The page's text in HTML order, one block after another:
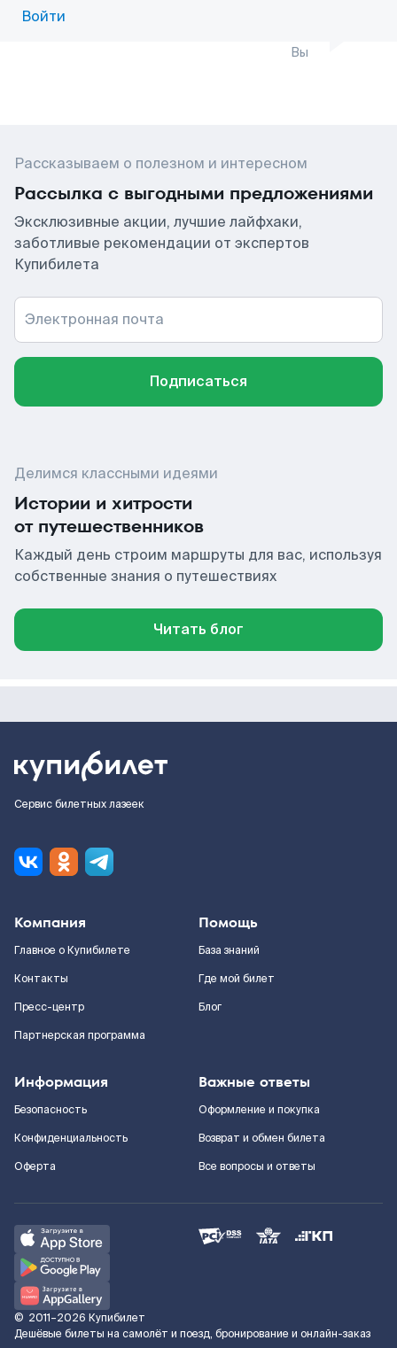
Войти
Вы
Рассказываем о полезном и интересном
Рассылка с выгодными предложениями
Эксклюзивные акции, лучшие лайфхаки,
заботливые рекомендации от экспертов
Купибилета
Электронная почта
Подписаться
Делимся классными идеями
Истории и хитрости
от путешественников
Каждый день строим маршруты для вас, используя
собственные знания о путешествиях
Читать блог
Сервис билетных лазеек
Компания
Главное о Купибилете
Контакты
Пресс-центр
Партнерская программа
Помощь
База знаний
Где мой билет
Блог
Информация
Безопасность
Конфиденциальность
Оферта
Важные ответы
Оформление и покупка
Возврат и обмен билета
Все вопросы и ответы
© 2011–2026 Купибилет
Дешёвые билеты на самолёт и поезд, бронирование и онлайн-заказ